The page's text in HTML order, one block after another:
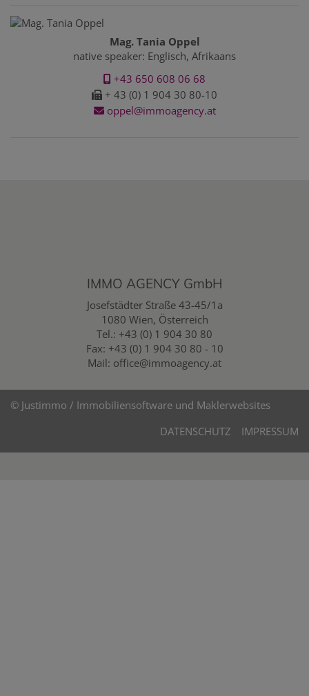
Mag. Tania Oppel
native speaker: Englisch, Afrikaans
+43 650 608 06 68
+ 43 (0) 1 904 30 80-10
oppel@immoagency.at
IMMO AGENCY GmbH
Josefstädter Straße 43-45/1a
1080 Wien, Österreich
Tel.: +43 (0) 1 904 30 80
Fax: +43 (0) 1 904 30 80 - 10
Mail: office@immoagency.at
© Justimmo / Immobiliensoftware und Maklerwebsites
DATENSCHUTZ
IMPRESSUM